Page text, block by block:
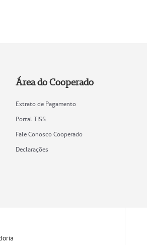
Área do Cooperado
Extrato de Pagamento
Portal TISS
Fale Conosco Cooperado
Declarações